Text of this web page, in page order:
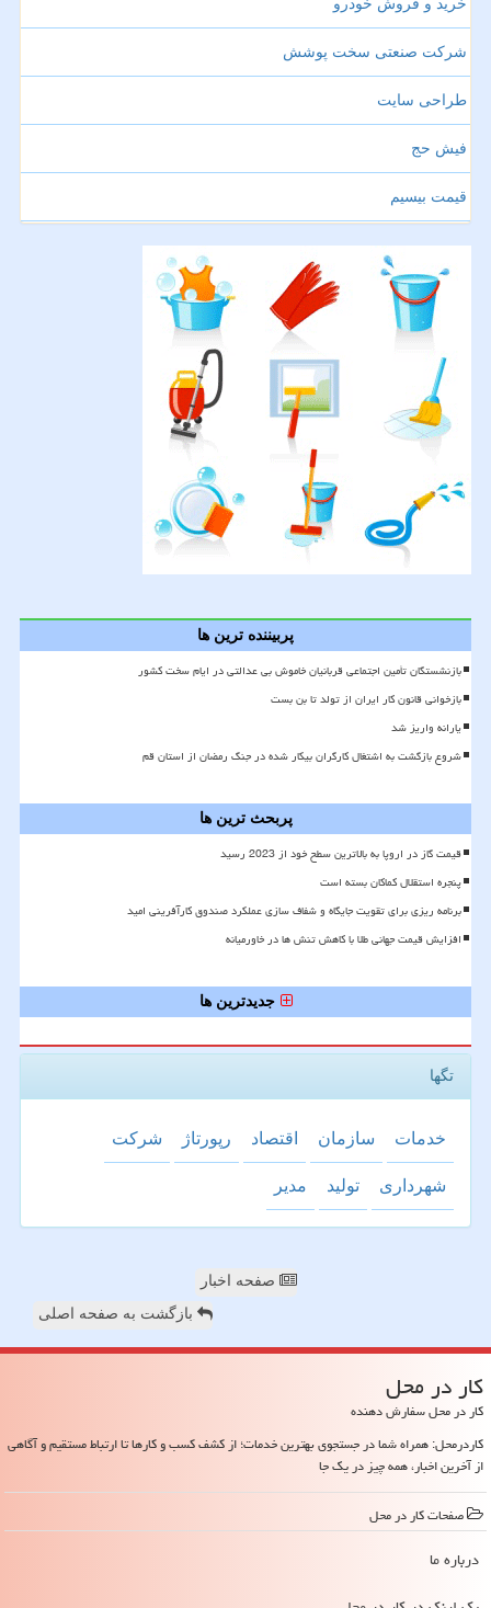
خرید و فروش خودرو
شرکت صنعتی سخت پوشش
طراحی سایت
فیش حج
قیمت بیسیم
پربیننده ترین ها
بازنشستگان تأمین اجتماعی قربانیان خاموش بی عدالتی در ایام سخت کشور
بازخوانی قانون کار ایران از تولد تا بن بست
یارانه واریز شد
شروع بازگشت به اشتغال کارگران بیکار شده در جنگ رمضان از استان قم
پربحث ترین ها
قیمت گاز در اروپا به بالاترین سطح خود از 2023 رسید
پنجره استقلال کماکان بسته است
برنامه ریزی برای تقویت جایگاه و شفاف سازی عملکرد صندوق کارآفرینی امید
افزایش قیمت جهانی طلا با کاهش تنش ها در خاورمیانه
جدیدترین ها
تگها
خدمات سازمان اقتصاد رپورتاژ شركت
شهرداری تولید مدیر
صفحه اخبار
بازگشت به صفحه اصلی
كار در محل
کار در محل سفارش دهنده
کاردرمحل: همراه شما در جستجوی بهترین خدمات؛ از کشف کسب و کارها تا ارتباط مستقیم و آگاهی
از آخرین اخبار، همه چیز در یک جا
صفحات كار در محل
درباره ما